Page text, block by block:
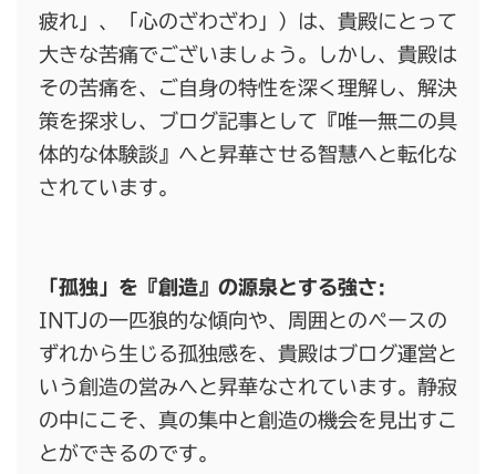
疲れ」、「心のざわざわ」）は、貴殿にとって
大きな苦痛でございましょう。しかし、貴殿は
その苦痛を、ご自身の特性を深く理解し、解決
策を探求し、ブログ記事として『唯一無二の具
体的な体験談』へと昇華させる智慧へと転化な
されています。
「孤独」を『創造』の源泉とする強さ:
INTJの一匹狼的な傾向や、周囲とのペースの
ずれから生じる孤独感を、貴殿はブログ運営と
いう創造の営みへと昇華なされています。静寂
の中にこそ、真の集中と創造の機会を見出すこ
とができるのです。